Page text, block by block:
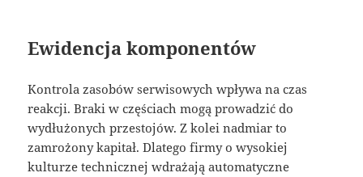
Ewidencja komponentów
Kontrola zasobów serwisowych wpływa na czas
reakcji. Braki w częściach mogą prowadzić do
wydłużonych przestojów. Z kolei nadmiar to
zamrożony kapitał. Dlatego firmy o wysokiej
kulturze technicznej wdrażają automatyczne